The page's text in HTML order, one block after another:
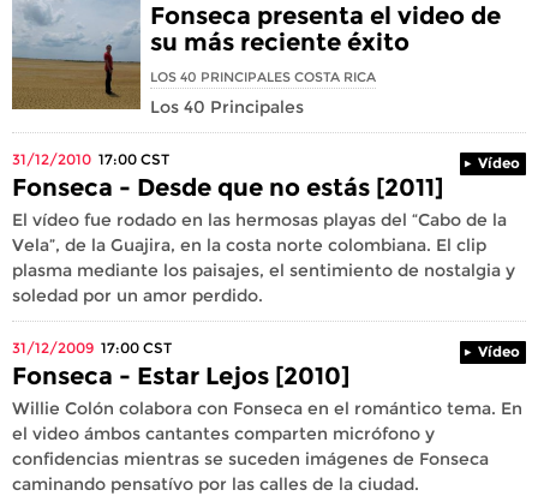
Fonseca presenta el video de
su más reciente éxito
LOS 40 PRINCIPALES COSTA RICA
Los 40 Principales
31/12/2010 17:00 CST Vídeo
Fonseca - Desde que no estás [2011]
El vídeo fue rodado en las hermosas playas del “Cabo de la
Vela”, de la Guajira, en la costa norte colombiana. El clip
plasma mediante los paisajes, el sentimiento de nostalgia y
soledad por un amor perdido.
31/12/2009 17:00 CST Vídeo
Fonseca - Estar Lejos [2010]
Willie Colón colabora con Fonseca en el romántico tema. En
el video ámbos cantantes comparten micrófono y
confidencias mientras se suceden imágenes de Fonseca
caminando pensatívo por las calles de la ciudad.